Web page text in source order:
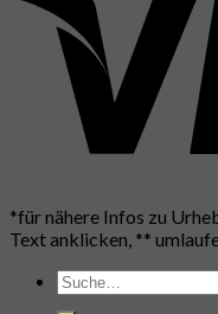
*für nähere Infos zu
Text anklicken, **
Suche
nach: